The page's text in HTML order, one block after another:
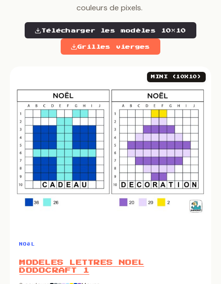
couleurs de pixels.
Télécharger les modèles 10×10
Grilles vierges
MINI (10X10)
NOëL
MODELES LETTRES NOEL
DODOCRAFT 1